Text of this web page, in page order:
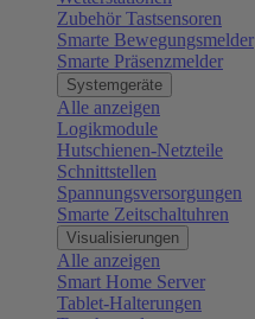
Zubehör Tastsensoren
Smarte Bewegungsmelder
Smarte Präsenzmelder
Systemgeräte
Alle anzeigen
Logikmodule
Hutschienen-Netzteile
Schnittstellen
Spannungsversorgungen
Smarte Zeitschaltuhren
Visualisierungen
Alle anzeigen
Smart Home Server
Tablet-Halterungen